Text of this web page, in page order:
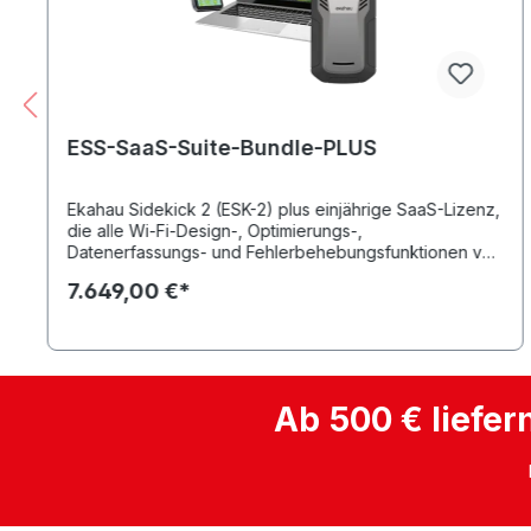
ESS-SaaS-Suite-Bundle-PLUS
Ekahau Sidekick 2 (ESK-2) plus einjährige SaaS-Lizenz,
die alle Wi-Fi-Design-, Optimierungs-,
Datenerfassungs- und Fehlerbehebungsfunktionen von
den Zugriff auf Cloud-basierte Tools und Funktionen
für Access Point-Hersteller. Der Ekahau Sidekick 2
7.649,00 €*
Ab 500 €